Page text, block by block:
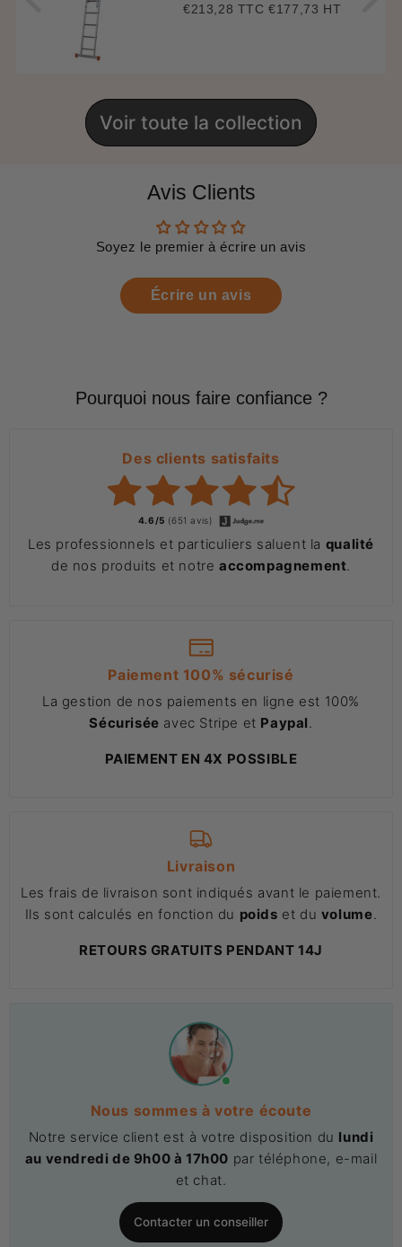
Prix
€213,28 TTC€213,28
€177,73 HT
Voir toute la collection
Avis Clients
Soyez le premier à écrire un avis
Écrire un avis
Pourquoi nous faire confiance ?
Des clients satisfaits
4.6/5 (651 avis)
Les professionnels et particuliers saluent la qualité
de nos produits et notre accompagnement.
Paiement 100% sécurisé
La gestion de nos paiements en ligne est 100%
Sécurisée avec Stripe et Paypal.
PAIEMENT EN 4X POSSIBLE
Livraison
Les frais de livraison sont indiqués avant le paiement.
Ils sont calculés en fonction du poids et du volume.
RETOURS GRATUITS PENDANT 14J
Nous sommes à votre écoute
Notre service client est à votre disposition du lundi
au vendredi de 9h00 à 17h00 par téléphone, e-mail
et chat.
Contacter un conseiller